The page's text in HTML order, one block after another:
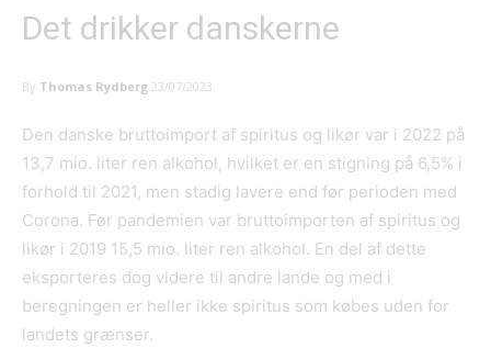
Det drikker danskerne
By Thomas Rydberg 23/07/2023
Den danske bruttoimport af spiritus og likør var i 2022 på
13,7 mio. liter ren alkohol, hvilket er en stigning på 6,5% i
forhold til 2021, men stadig lavere end før perioden med
Corona. Før pandemien var bruttoimporten af spiritus og
likør i 2019 15,5 mio. liter ren alkohol. En del af dette
eksporteres dog videre til andre lande og med i
beregningen er heller ikke spiritus som købes uden for
landets grænser.